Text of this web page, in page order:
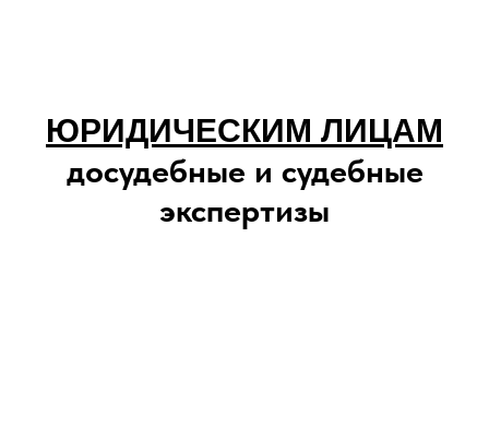
ЮРИДИЧЕСКИМ ЛИЦАМ
досудебные и судебные
экспертизы